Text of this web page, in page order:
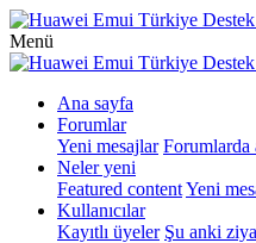
Menü
Ana sayfa
Forumlar
Yeni mesajlar Forumlarda
Neler yeni
Featured contentYeni
Kullanıcılar
Kayıtlı üyeler Şu anki